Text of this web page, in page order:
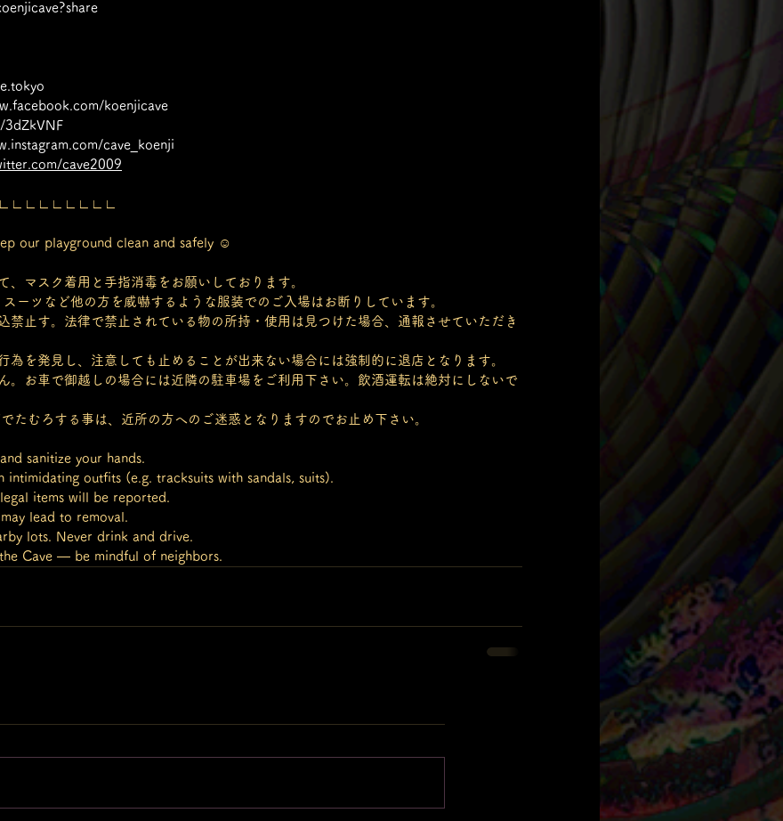
koenjicave
3dZkVNF
cave_koenji
cave2009
our playground clean and safely ☺︎
、マスク着用と手指消毒をお願いしております。
ーツなど他の方を威嚇するような服装でのご入場はお断りしています。
禁止す。法律で禁止されている物の所持・使用は見つけた場合、通報させていただき
為を発見し、注意しても止めることが出来ない場合には強制的に退店となります。
。お車で御越しの場合には近隣の駐車場をご利用下さい。飲酒運転は絶対にしないで
たむろする事は、近所の方へのご迷惑となりますのでお止め下さい。
sanitize your hands.
intimidating outfits (e.g. tracksuits with sandals, suits).
items will be reported.
lead to removal.
lots. Never drink and drive.
Cave — be mindful of neighbors.